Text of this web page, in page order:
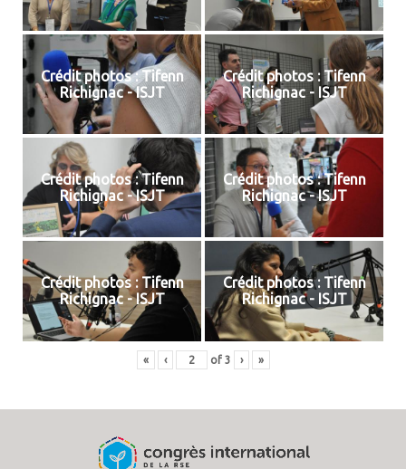
Crédit photos : Tifenn
Richignac - ISJT
Crédit photos : Tifenn
Richignac - ISJT
Crédit photos : Tifenn
Richignac - ISJT
Crédit photos : Tifenn
Richignac - ISJT
Crédit photos : Tifenn
Richignac - ISJT
Crédit photos : Tifenn
Richignac - ISJT
« ‹ of 3 › »